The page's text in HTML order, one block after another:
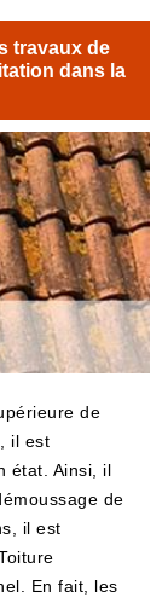
travaux de
dans la
de
il est
état. Ainsi, il
de
il est
En fait, les